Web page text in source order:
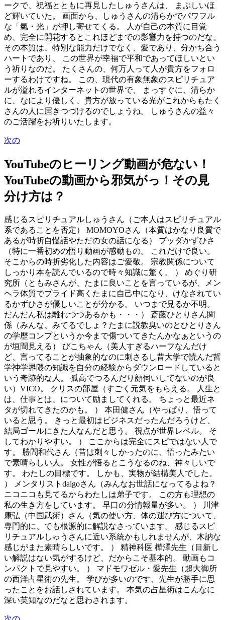
ークで、祝福とともに再見したしゅうさんは、 まぶしいほ
ど輝いていた。 画面から、しゅうさんの清らかでパワフル
な「氣・光」が押し寄せてくる。 人が自己の本質に目覚
め、完全に開花するとこれほどまでの影響力を持つのだな。
その本質は、特別な能力だけでなく、愛であり、分かち合う
ハートであり、 この世界が幸福で平和であってほしいとい
う祈りなのだ。 たくさんの、何万人って人が貴方をフォロ
ーするわけですね。 この、現代の有象無象のスピリチュア
ルが溢れるインターネットの世界で、 まっすぐに、清らか
に、なにより優しく、貴方が放っている光がこれからもたく
さんの人に届きつづけるのでしょうね。 しゅうさんの益々
のご活躍をお祈りいたします。
次の
YouTubeのヒーリング動画が危ない！
YouTubeの動画から邪気がっ！その見
分け方は？
感じるスピリチュアルしゅうさん（ご本人はスピリチュアル
系であることを否定） MOMOYOさん（本質はかなり良質で
あるが時折自慢話やただの女の話になる） ブッダかずひさ
（特に一番初めの悟り動画が感動もの。 これだけで良い。
そこからの時折劣化した内容はご愛敬。 宗教関係について
しっかり本を読んでいるので時々知識に驚く。 ） めぐり研
究所（ともみさんが、たまに良いことを言っているが、メン
ヘラ体質でプライド高くたまに自己中になり、けなされてい
るかずひさが優しいことが分かる。 いつまで見るか不明。
だんだん私は離れつつあるかも・・・） 斎藤ひとりさん関
係（みんな、みてるでしょ？たまに説教臭いのとひとりさん
の学歴コンプというか今まで傷ついてきたんかなぁというの
が垣間見える） びこちゃん（美人すぎるハーフなんだけ
ど、言ってることが抽象的なのに刺さるし昔大学で読んだ哲
学神学界隈の知識を自分の経験からダウンロードしていると
いう奇跡的な人。 孤高でつるんだり顔伺いしてないのが良
い）VICO。 クリスの部屋（すごく元気をもらえる。 人生と
は、仕事とは、について励ましてくれる。 ちょっと最近ネ
タが切れてきたのかも。 ） 本田健さん（やっぱり、悟って
いると思う。 きっと最初はビジネスだったんだろうけど、
結局ゴールにきた人なんだと思う。 視点が世界レベル。 そ
してわかりやすい。 ） ここからは完全にスピではない人で
す。 勝間和代さん（昔は刺々しかったのに、悟ったみたい
で素晴らしい人。 女性が悟るとこうなるのね、神々しいで
す。 わたしの目標です。 しかも、実物が結構美人でした。
） メンタリストdaigoさん（みんなお世話になってるよね？
ニコニコも見てるからわたしは弟子です。 この方も理想の
私の生き方をしています。 早口の分情報量が多い。 ） 川津
康弘（中国武術）さん（気の使い方、体の運び方について、
専門的に、でも根源的に解説なさっています。 感じるスピ
リチュアルしゅうさんに近い系統かもしれませんが、木訥な
感じがまた素晴らしいです。 ） 精神科医 樺澤先生（目新し
い解説はない気がするけど、だからこそ基本的。 動画もコ
ンパクトで見やすい。 ） マドモワゼル・愛先生（超大御所
の西洋占星術の先生。 学びが多いのです、先生が勝手に思
ったことをお話しされています。 本気の占星術はこんなに
深い英知なのだなと思わされます。